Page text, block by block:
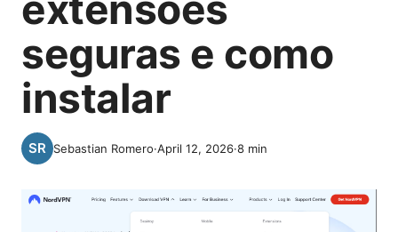
seguras e como
instalar
Sebastian Romero·April 12, 2026·8 min